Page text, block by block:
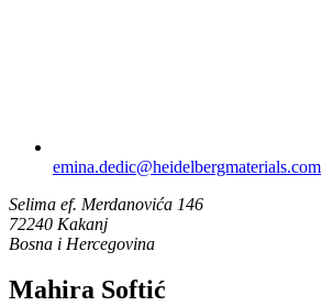
emina.dedic​@heidelbergmaterials.com
Selima ef. Merdanovića 146
72240 Kakanj
Bosna i Hercegovina
Mahira Softić